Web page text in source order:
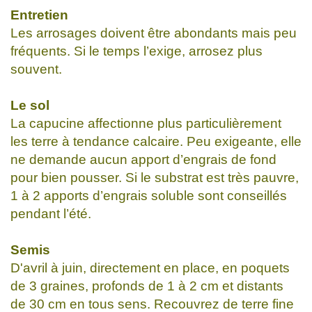
Entretien
Les arrosages doivent être abondants mais peu
fréquents. Si le temps l’exige, arrosez plus
souvent.
Le sol
La capucine affectionne plus particulièrement
les terre à tendance calcaire. Peu exigeante, elle
ne demande aucun apport d’engrais de fond
pour bien pousser. Si le substrat est très pauvre,
1 à 2 apports d’engrais soluble sont conseillés
pendant l’été.
Semis
D'avril à juin, directement en place, en poquets
de 3 graines, profonds de 1 à 2 cm et distants
de 30 cm en tous sens. Recouvrez de terre fine